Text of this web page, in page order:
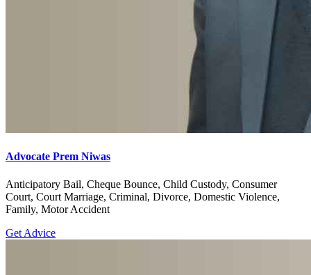
Advocate Prem Niwas
Anticipatory Bail, Cheque Bounce, Child Custody, Consumer
Court, Court Marriage, Criminal, Divorce, Domestic Violence,
Family, Motor Accident
Get Advice